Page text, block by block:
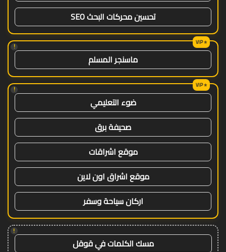
تحسين محركات البحث SEO
!
ماسنجر المسلم
!
ضوء التعليمي
صحيفة برق
موقع اشراقات
موقع اشراق اون لاين
اركان سياحة وسفر
!
مسك الكلمات في قوقل